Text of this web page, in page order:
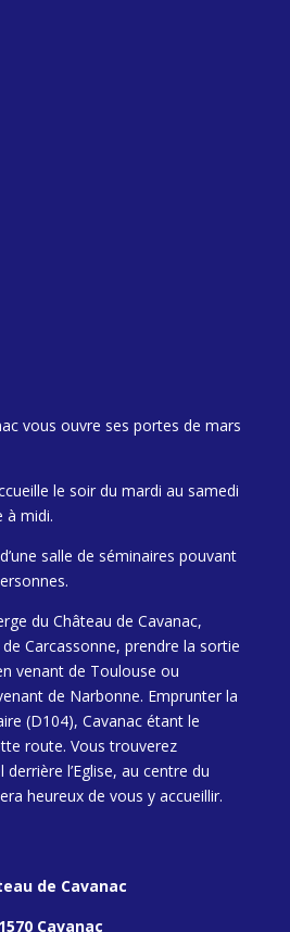
vous ouvre ses portes de mars
le soir du mardi au samedi
à midi.
salle de séminaires pouvant
du Château de Cavanac,
Carcassonne, prendre la sortie
venant de Toulouse ou
de Narbonne. Emprunter la
(D104), Cavanac étant le
route. Vous trouverez
l’Eglise, au centre du
heureux de vous y accueillir.
de Cavanac
Cavanac